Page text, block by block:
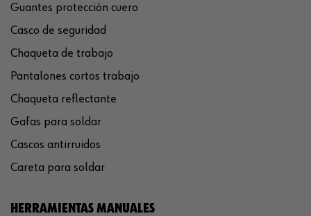
Guantes protección cuero
Casco de seguridad
Chaqueta de trabajo
Pantalones cortos trabajo
Chaqueta reflectante
Gafas para soldar
Cascos antirruidos
Careta para soldar
HERRAMIENTAS MANUALES